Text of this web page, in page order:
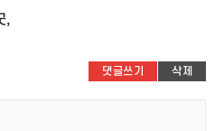
,
댓글쓰기 삭제